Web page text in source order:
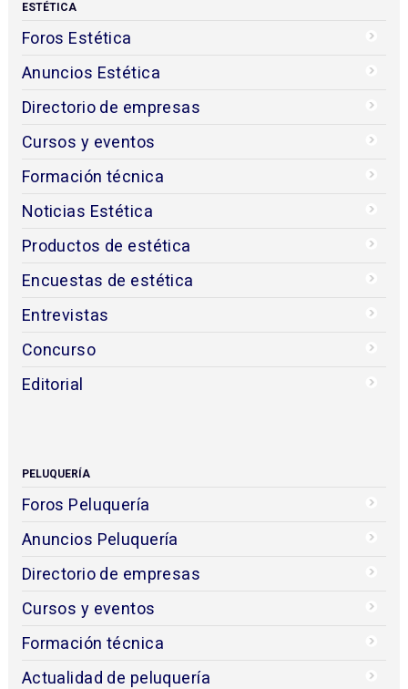
ESTÉTICA
Foros Estética
Anuncios Estética
Directorio de empresas
Cursos y eventos
Formación técnica
Noticias Estética
Productos de estética
Encuestas de estética
Entrevistas
Concurso
Editorial
PELUQUERÍA
Foros Peluquería
Anuncios Peluquería
Directorio de empresas
Cursos y eventos
Formación técnica
Actualidad de peluquería